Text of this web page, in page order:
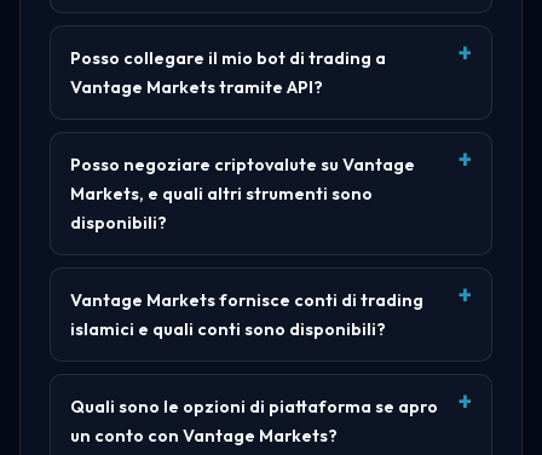
Posso collegare il mio bot di trading a
Vantage Markets tramite API?
Posso negoziare criptovalute su Vantage
Markets, e quali altri strumenti sono
disponibili?
Vantage Markets fornisce conti di trading
islamici e quali conti sono disponibili?
Quali sono le opzioni di piattaforma se apro
un conto con Vantage Markets?